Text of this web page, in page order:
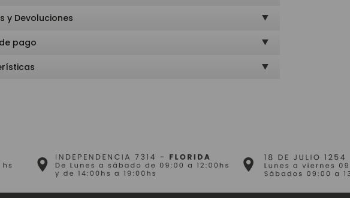
y Devoluciones
pago